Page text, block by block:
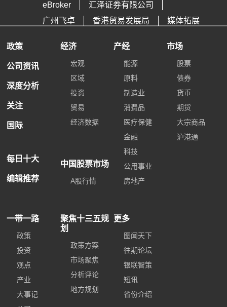
eBroker
汇泽证券有限公司
广州飞卓
香港贸易发展局 媒体拓展
政策
公司资讯
深度分析
关注
国际
每日十大
编辑推荐
经济
宏观
区域
投资
贸易
经济数据
中国股票市场
A股行情
产经
能源
原料
制造业
消费品
医疗保健
金融
科技
公用事业
房地产
市场
股票
债券
货币
期货
大宗商品
沪港通
一带一路
政策
投资
观点
产业
大事记
聚焦十三五规
划
政策方案
市场聚焦
分析评论
地方规划
更多
图闻天下
往期论坛
银联智策
短讯
省份介绍